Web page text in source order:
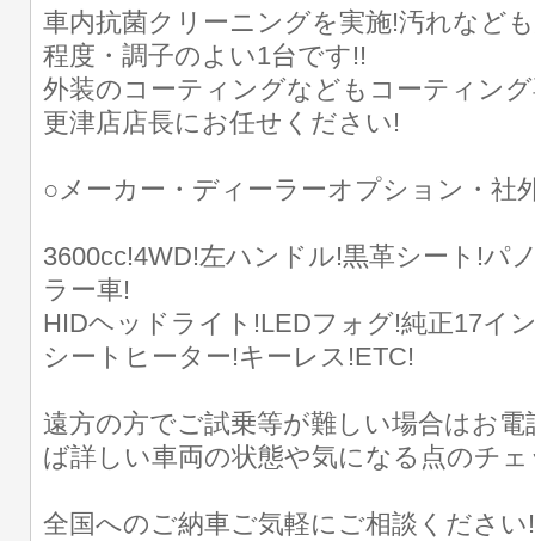
車内抗菌クリーニングを実施!汚れなど
程度・調子のよい1台です!!
外装のコーティングなどもコーティン
更津店店長にお任せください!
○メーカー・ディーラーオプション・社
3600cc!4WD!左ハンドル!黒革シート!パ
ラー車!
HIDヘッドライト!LEDフォグ!純正17イ
シートヒーター!キーレス!ETC!
遠方の方でご試乗等が難しい場合はお
ば詳しい車両の状態や気になる点のチ
全国へのご納車ご気軽にご相談くださ